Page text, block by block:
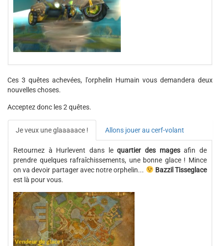
Ces 3 quêtes achevées, l'orphelin Humain vous demandera deux
nouvelles choses.
Acceptez donc les 2 quêtes.
Je veux une glaaaaace ! Allons jouer au cerf-volant
Retournez à Hurlevent dans lequartier des magesafin de
prendre quelques rafraîchissements, une bonne glace ! Mince
on va devoir partager avec notre orphelin...
Bazzil Tisseglace
est là pour vous.